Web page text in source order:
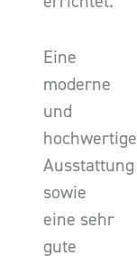
Eine
moderne
und
hochwertige
Ausstattung
sowie
eine sehr
gute